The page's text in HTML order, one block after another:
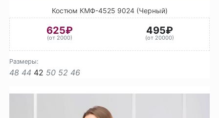
Костюм КМФ-4525 9024 (Черный)
625₽
(от 2000)
495₽
(от 20000)
Размеры:
48 44 42 50 52 46